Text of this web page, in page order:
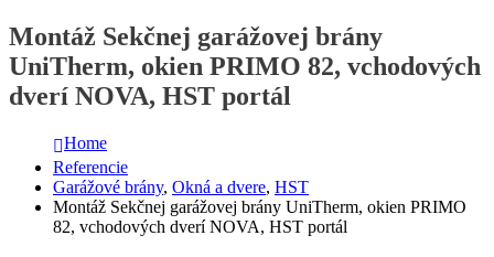
Montáž Sekčnej garážovej brány
UniTherm, okien PRIMO 82, vchodových
dverí NOVA, HST portál
Home
Referencie
Garážové brány, Okná a dvere, HST
Montáž Sekčnej garážovej brány UniTherm, okien PRIMO
82, vchodových dverí NOVA, HST portál